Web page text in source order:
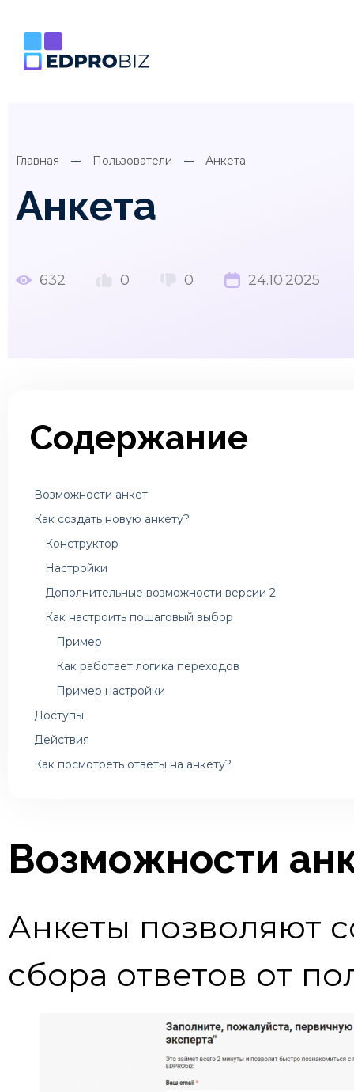
Главная Пользователи Анкета
Анкета
632 0 0 24.10.2025
Содержание
Возможности анкет
Как создать новую анкету?
Конструктор
Настройки
Дополнительные возможности версии 2
Как настроить пошаговый выбор
Пример
Как работает логика переходов
Пример настройки
Доступы
Действия
Как посмотреть ответы на анкету?
Возможности
Анкеты позволяют
сбора ответов от